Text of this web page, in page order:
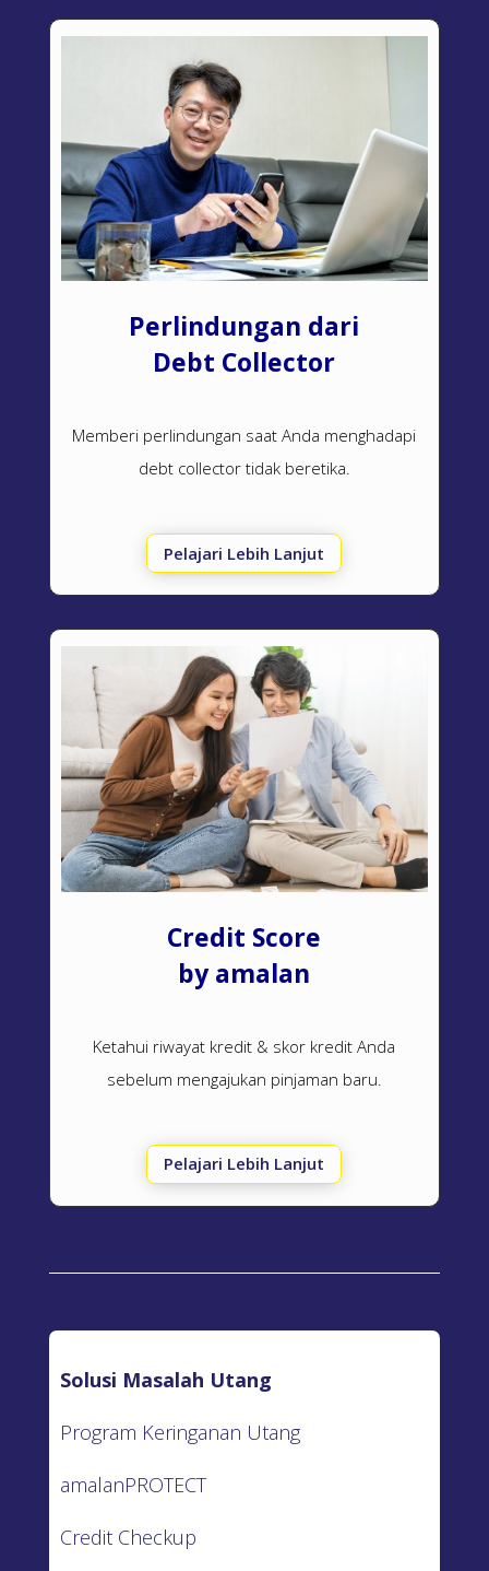
Perlindungan dari
Debt Collector
Memberi perlindungan saat Anda menghadapi
debt collector tidak beretika.
Pelajari Lebih Lanjut
Credit Score
by amalan
Ketahui riwayat kredit & skor kredit Anda
sebelum mengajukan pinjaman baru.
Pelajari Lebih Lanjut
Solusi Masalah Utang
Program Keringanan Utang
amalanPROTECT
Credit Checkup